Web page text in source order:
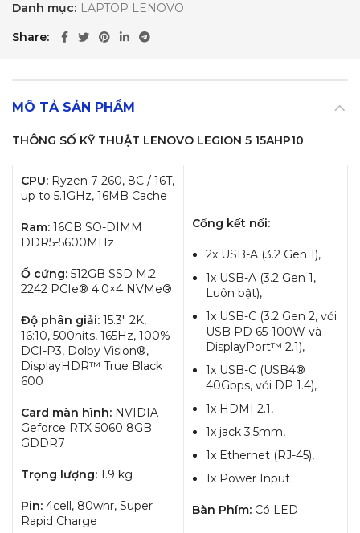
Danh mục: LAPTOP LENOVO
Share
MÔ TẢ SẢN PHẨM
THÔNG SỐ KỸ THUẬT LENOVO LEGION 5 15AHP10
CPU: Ryzen 7 260, 8C / 16T,
up to 5.1GHz, 16MB Cache
Ram: 16GB SO-DIMM
DDR5-5600MHz
Ổ cứng: 512GB SSD M.2
2242 PCIe® 4.0×4 NVMe®
Độ phân giải: 15.3″ 2K,
16:10, 500nits, 165Hz, 100%
DCI-P3, Dolby Vision®,
DisplayHDR™ True Black
600
Card màn hình: NVIDIA
Geforce RTX 5060 8GB
GDDR7
Trọng lượng: 1.9 kg
Pin: 4cell, 80whr, Super
Rapid Charge
Cổng kết nối:
2x USB-A (3.2 Gen 1),
1x USB-A (3.2 Gen 1,
Luôn bật),
1x USB-C (3.2 Gen 2, với
USB PD 65-100W và
DisplayPort™ 2.1),
1x USB-C (USB4®
40Gbps, với DP 1.4),
1x HDMI 2.1,
1x jack 3.5mm,
1x Ethernet (RJ-45),
1x Power Input
Bàn Phím: Có LED